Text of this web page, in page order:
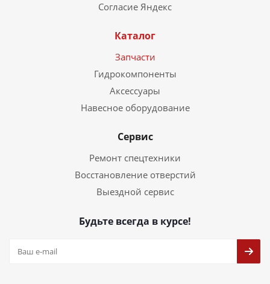
Согласие Яндекс
Каталог
Запчасти
Гидрокомпоненты
Аксессуары
Навесное оборудование
Сервис
Ремонт спецтехники
Восстановление отверстий
Выездной сервис
Будьте всегда в курсе!